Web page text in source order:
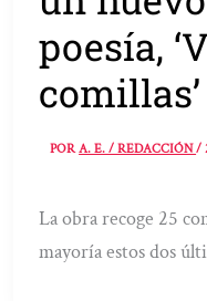
poesía,
comillas’
PORA. E. / REDACCIÓN/
La obra recoge 25
mayoría estos dos